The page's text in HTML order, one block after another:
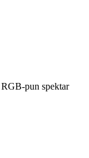
pun spektar